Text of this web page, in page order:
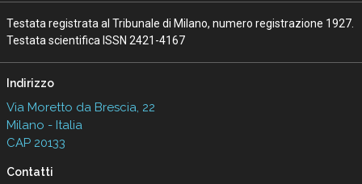
Testata registrata al Tribunale di Milano, numero registrazione 1927.
Testata scientifica ISSN 2421-4167
Indirizzo
Via Moretto da Brescia, 22
Milano - Italia
CAP 20133
Contatti